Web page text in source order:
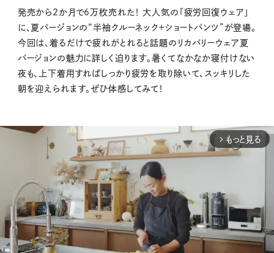
発売から2か月で6万枚売れた！ 大人気の「疲労回復ウェア」
に、夏バージョンの“半袖クルーネック＋ショートパンツ”が登場。
今回は、着るだけで疲れがとれると話題のリカバリーウェア夏
バージョンの魅力に詳しく迫ります。暑くてなかなか寝付けない
夜も、上下着用すればしっかり疲労を取り除いて、スッキリした
朝を迎えられます。ぜひ体感してみて！
arrow_forward_ios もっと見る